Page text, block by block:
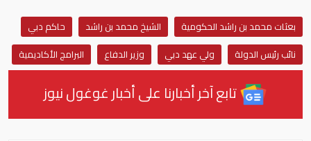
بعثات محمد بن راشد الحكومية الشيخ محمد بن راشد
حاكم دبي
نائب رئيس الدولة
ولي عهد دبي وزير الدفاع البرامج الأكاديمية
تابع آخر أخبارنا على أخبار غوغول نيوز